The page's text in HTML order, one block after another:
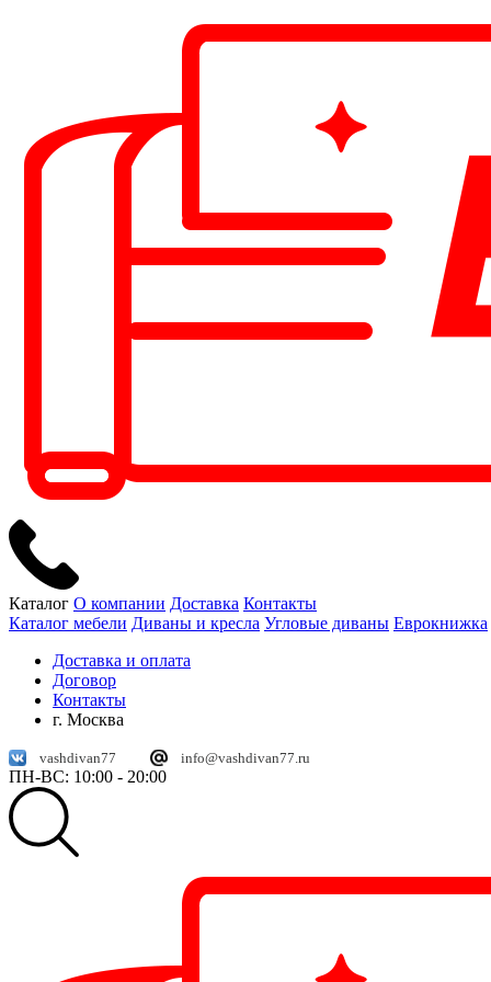
Каталог О компании Доставка Контакты
Каталог мебели Диваны и кресла Угловые диваны Еврокнижка
Доставка и оплата
Договор
Контакты
г. Москва
vashdivan77 info@vashdivan77.ru
ПН-ВС: 10:00 - 20:00